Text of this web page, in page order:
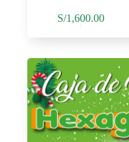
S/1,600.00